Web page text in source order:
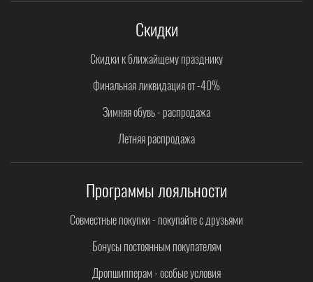
Скидки
Скидки к ближайщему празднику
Финальная ликвидация от -40%
Зимняя обувь - распродажа
Летняя распродажа
Программы лояльности
Совместные покупки - покупайте с друзьями
Бонусы постоянным покупателям
Дропшипперам - особые условия